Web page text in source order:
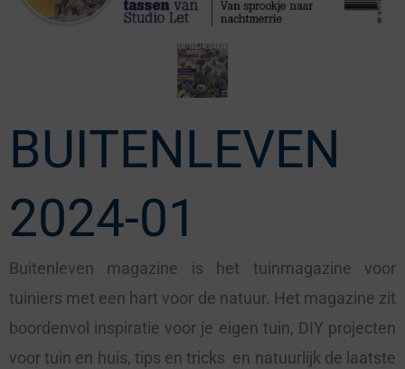
BUITENLEVEN
2024-01
Buitenleven magazine is het tuinmagazine voor
tuiniers met een hart voor de natuur. Het magazine zit
boordenvol inspiratie voor je eigen tuin, DIY projecten
voor tuin en huis, tips en tricks en natuurlijk de laatste